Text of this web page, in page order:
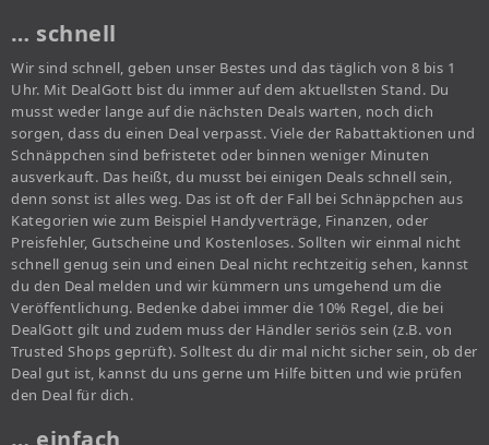
… schnell
Wir sind schnell, geben unser Bestes und das täglich von 8 bis 1
Uhr. Mit DealGott bist du immer auf dem aktuellsten Stand. Du
musst weder lange auf die nächsten Deals warten, noch dich
sorgen, dass du einen Deal verpasst. Viele der Rabattaktionen und
Schnäppchen sind befristetet oder binnen weniger Minuten
ausverkauft. Das heißt, du musst bei einigen Deals schnell sein,
denn sonst ist alles weg. Das ist oft der Fall bei Schnäppchen aus
Kategorien wie zum Beispiel Handyverträge, Finanzen, oder
Preisfehler, Gutscheine und Kostenloses. Sollten wir einmal nicht
schnell genug sein und einen Deal nicht rechtzeitig sehen, kannst
du den Deal melden und wir kümmern uns umgehend um die
Veröffentlichung. Bedenke dabei immer die 10% Regel, die bei
DealGott gilt und zudem muss der Händler seriös sein (z.B. von
Trusted Shops geprüft). Solltest du dir mal nicht sicher sein, ob der
Deal gut ist, kannst du uns gerne um Hilfe bitten und wie prüfen
den Deal für dich.
… einfach